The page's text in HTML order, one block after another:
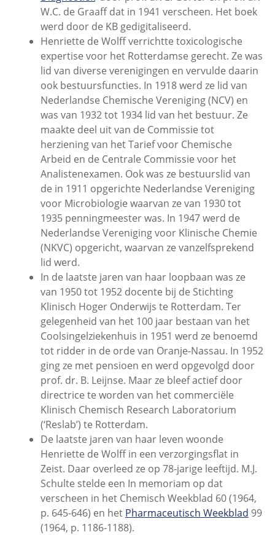
W.C. de Graaff dat in 1941 verscheen. Het boek
werd door de KB gedigitaliseerd.
Henriette de Wolff verrichtte toxicologische
expertise voor het Rotterdamse gerecht. Ze was
lid van diverse verenigingen en vervulde daarin
ook bestuursfuncties. In 1918 werd ze lid van
Nederlandse Chemische Vereniging (NCV) en
was van 1932 tot 1934 lid van het bestuur. Ze
maakte deel uit van de Commissie tot
herziening van het Tarief voor Chemische
Arbeid en de Centrale Commissie voor het
Analistenexamen. Ook was ze bestuurslid van
de in 1911 opgerichte Nederlandse Vereniging
voor Microbiologie waarvan ze van 1930 tot
1935 penningmeester was. In 1947 werd de
Nederlandse Vereniging voor Klinische Chemie
(NKVC) opgericht, waarvan ze vanzelfsprekend
lid werd.
In de laatste jaren van haar loopbaan was ze
van 1950 tot 1952 docente bij de Stichting
Klinisch Hoger Onderwijs te Rotterdam. Ter
gelegenheid van het 100 jaar bestaan van het
Coolsingelziekenhuis in 1951 werd ze benoemd
tot ridder in de orde van Oranje-Nassau. In 1952
ging ze met pensioen en werd opgevolgd door
prof. dr. B. Leijnse. Maar ze bleef actief door
directrice te worden van het commerciële
Klinisch Chemisch Research Laboratorium
(‘Reslab’) te Rotterdam.
De laatste jaren van haar leven woonde
Henriette de Wolff in een verzorgingsflat in
Zeist. Daar overleed ze op 78-jarige leeftijd. M.J.
Schulte stelde een In memoriam op dat
verscheen in het Chemisch Weekblad 60 (1964,
p. 645-646) en het Pharmaceutisch Weekblad 99
(1964, p. 1186-1188).